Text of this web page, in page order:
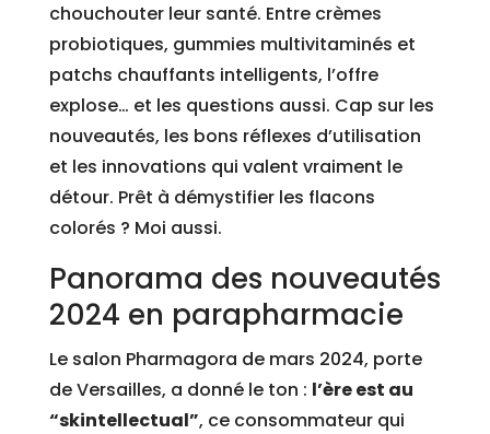
chouchouter leur santé. Entre crèmes
probiotiques, gummies multivitaminés et
patchs chauffants intelligents, l’offre
explose… et les questions aussi. Cap sur les
nouveautés, les bons réflexes d’utilisation
et les innovations qui valent vraiment le
détour. Prêt à démystifier les flacons
colorés ? Moi aussi.
Panorama des nouveautés
2024 en parapharmacie
Le salon Pharmagora de mars 2024, porte
de Versailles, a donné le ton : l’ère est au
“skintellectual”, ce consommateur qui